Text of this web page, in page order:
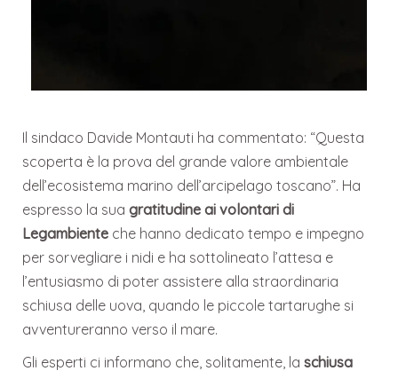
Il sindaco Davide Montauti ha commentato: “Questa
scoperta è la prova del grande valore ambientale
dell’ecosistema marino dell’arcipelago toscano”. Ha
espresso la suagratitudine ai volontari di
Legambiente che hanno dedicato tempo e impegno
per sorvegliare i nidi e ha sottolineato l’attesa e
l’entusiasmo di poter assistere alla straordinaria
schiusa delle uova, quando le piccole tartarughe si
avventureranno verso il mare.
Gli esperti ci informano che, solitamente, laschiusa